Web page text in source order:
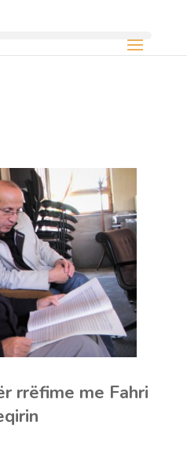
rrëfime me Fahri